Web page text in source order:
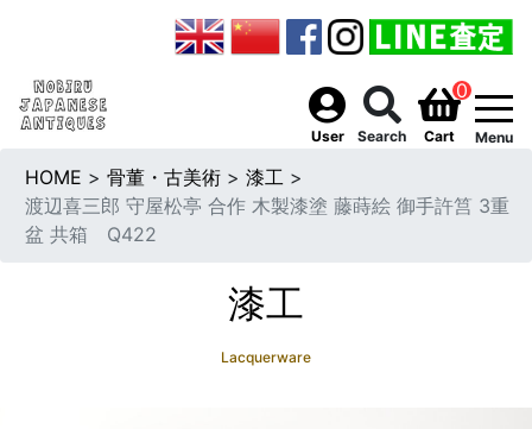
User Search
0
Cart Menu
HOME > 骨董・古美術 > 漆工 >
渡辺喜三郎 守屋松亭 合作 木製漆塗 藤蒔絵 御手許筥 3重
盆 共箱 Q422
漆工
Lacquerware